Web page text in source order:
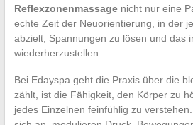
Reflexzonenmassagenicht nur eine
echte Zeit der Neuorientierung, in der
abzielt, Spannungen zu lösen und das
wiederherzustellen.
Bei Edayspa geht die Praxis über die
zählt, ist die Fähigkeit, den Körper zu
jedes Einzelnen feinfühlig zu